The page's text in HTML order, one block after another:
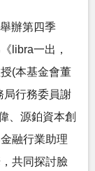
辦第四季
libra一出，
(本基金會董
局行務委員謝
、源鉑資本創
融行業助理
共同探討臉